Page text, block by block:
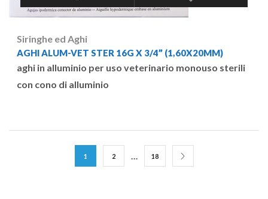
Siringhe ed Aghi
AGHI ALUM-VET STER 16G X 3/4” (1,60X20MM)
aghi in alluminio per uso veterinario monouso sterili
con cono di alluminio
1 2 … 18